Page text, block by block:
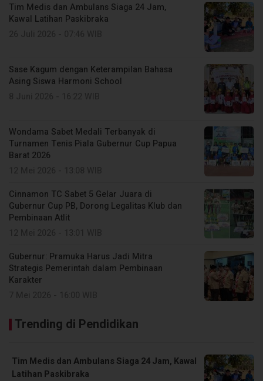
Tim Medis dan Ambulans Siaga 24 Jam,
Kawal Latihan Paskibraka
Sase Kagum dengan Keterampilan Bahasa
Asing Siswa Harmoni School
Wondama Sabet Medali Terbanyak di
Turnamen Tenis Piala Gubernur Cup Papua
Barat 2026
Cinnamon TC Sabet 5 Gelar Juara di
Gubernur Cup PB, Dorong Legalitas Klub dan
Pembinaan Atlit
Gubernur: Pramuka Harus Jadi Mitra
Strategis Pemerintah dalam Pembinaan
Karakter
Trending di Pendidikan
Tim Medis dan Ambulans Siaga 24 Jam, Kawal
Latihan Paskibraka